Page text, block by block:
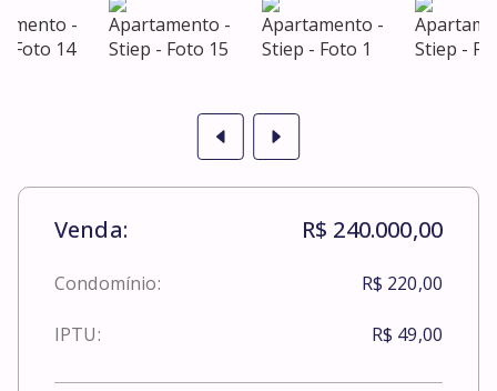
Venda: R$ 240.000,00
Condomínio: R$ 220,00
IPTU: R$ 49,00